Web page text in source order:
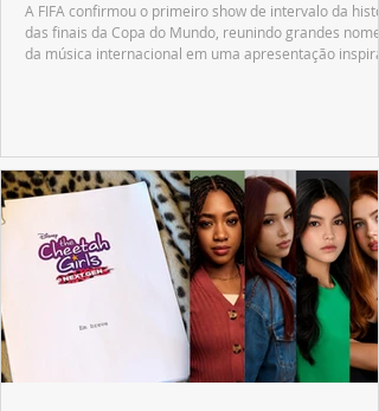
A FIFA confirmou o primeiro show de intervalo da
das finais da Copa do Mundo, reunindo grandes nomes
da música internacional em uma apresentação